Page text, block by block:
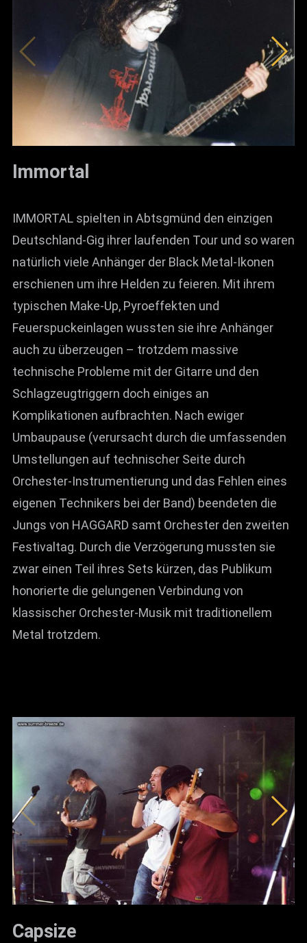
Immortal
IMMORTAL spielten in Abtsgmünd den einzigen
Deutschland-Gig ihrer laufenden Tour und so waren
natürlich viele Anhänger der Black Metal-Ikonen
erschienen um ihre Helden zu feieren. Mit ihrem
typischen Make-Up, Pyroeffekten und
Feuerspuckeinlagen wussten sie ihre Anhänger
auch zu überzeugen – trotzdem massive
technische Probleme mit der Gitarre und den
Schlagzeugtriggern doch einiges an
Komplikationen aufbrachten. Nach ewiger
Umbaupause (verursacht durch die umfassenden
Umstellungen auf technischer Seite durch
Orchester-Instrumentierung und das Fehlen eines
eigenen Technikers bei der Band) beendeten die
Jungs von HAGGARD samt Orchester den zweiten
Festivaltag. Durch die Verzögerung mussten sie
zwar einen Teil ihres Sets kürzen, das Publikum
honorierte die gelungenen Verbindung von
klassischer Orchester-Musik mit traditionellem
Metal trotzdem.
Capsize